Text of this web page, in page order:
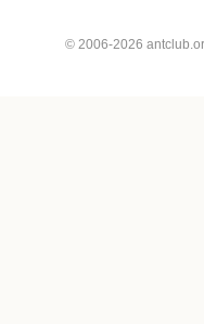
© 2006-2026